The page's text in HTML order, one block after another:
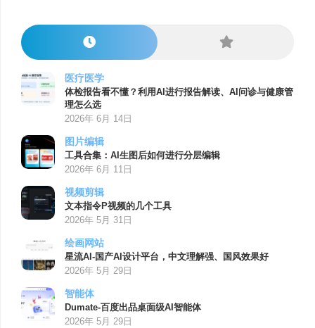
医疗医学
体检报告看不懂？利用AI进行报告解读、AI问诊与健康管
理怎么选
2026年 6月 14日
图片编辑
工具合集：AI生图后如何进行分层编辑
2026年 6月 11日
视频剪辑
文本指令P视频的几个工具
2026年 5月 31日
绘画网站
星流AI-国产AI设计平台，中文理解强、国风效果好
2026年 5月 29日
智能体
Dumate-百度出品桌面级AI智能体
2026年 5月 29日